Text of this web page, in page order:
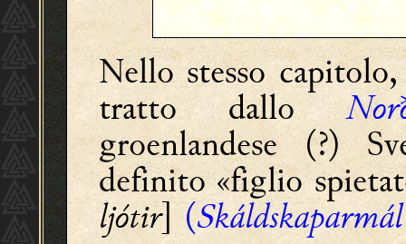
Nello stesso
tratto dallo
groenlandese (?)
definito «figlio
ljótir](Skáldskaparmál